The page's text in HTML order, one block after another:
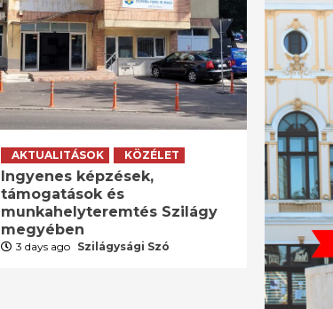
AKTUALITÁSOK KÖZÉLET
Ingyenes képzések,
támogatások és
munkahelyteremtés Szilágy
megyében
3 days ago Szilágysági Szó